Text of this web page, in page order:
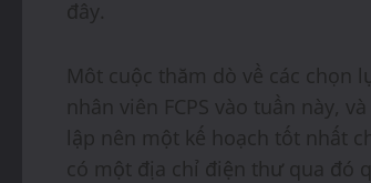
đây.
Môt cuộc thăm dò về các chọn
nhân viên FCPS vào tuần này,
lập nên một kế hoạch tốt nhất
có một địa chỉ điện thư qua đó